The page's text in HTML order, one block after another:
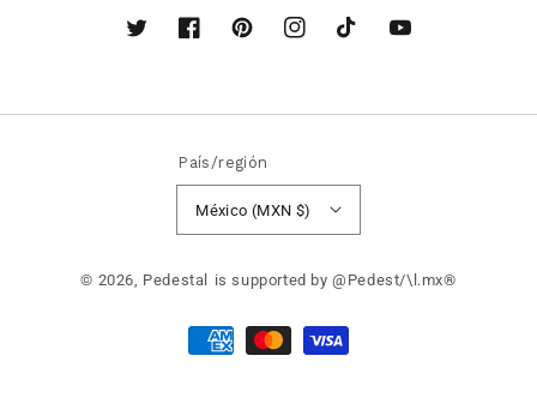
TwitterFacebookPinterestInstagramTikTok YouTube
País/región
México (MXN $)
© 2026, Pedestal is supported by @Pedest/\l.mx®
Formas
de